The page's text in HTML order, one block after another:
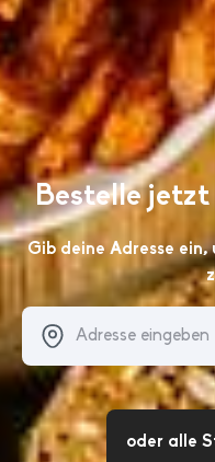
Bestelle
Gib deine Adresse
oder alle